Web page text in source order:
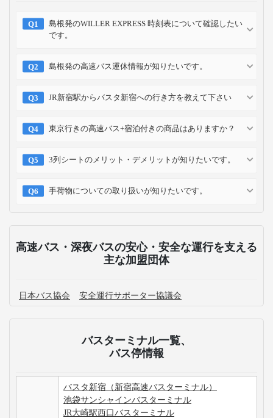
島根発のWILLER EXPRESS 時刻表について確認したい
です。
島根発の高速バス運休情報が知りたいです。
JR新宿駅からバスタ新宿への行き方を教えて下さい
東京行きの高速バス+宿泊付きの商品はありますか？
3列シートのメリット・デメリットが知りたいです。
手荷物についての取り扱いが知りたいです。
高速バス・深夜バスの安心・安全な運行を支える
主な加盟団体
日本バス協会 安全運行サポーター協議会
バスターミナル一覧、
バス停情報
バスタ新宿（新宿高速バスターミナル）
池袋サンシャインバスターミナル
JR大崎駅西口バスターミナル